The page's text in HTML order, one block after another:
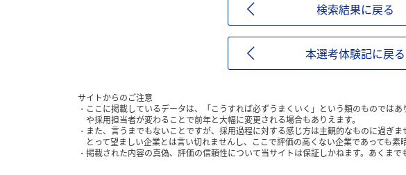
検索結果に戻る
本選考体験記に戻る
サイトからのご注意
ここに掲載しているデータは、「こうすれば必ずうまくいく」という類のものでは
や採用担当者が変わることで前年と大幅に変更される場合もありえます。
また、言うまでもないことですが、採用過程に対する感じ方は主観的なものに過ぎ
とって望ましい企業とは言い切れませんし、ここで評価の高くない企業であっても素
掲載された内容の真偽、評価の信頼性について当サイトは保証しかねます。あくまで